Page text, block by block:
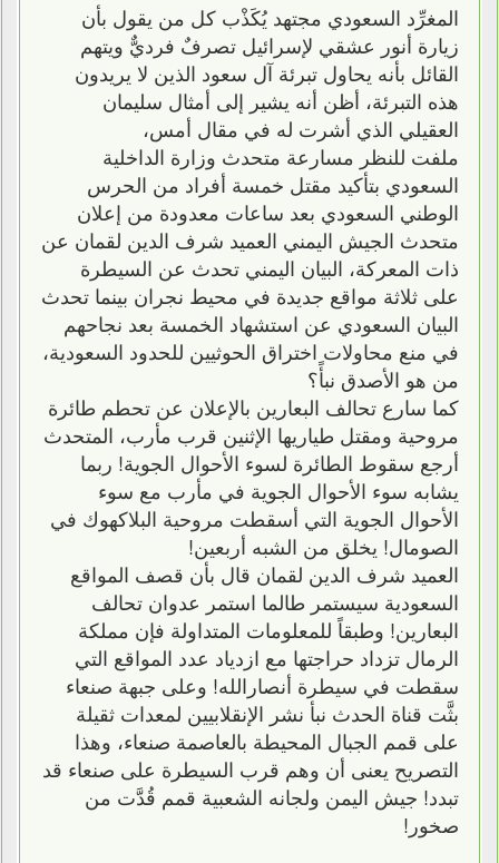
المغرِّد السعودي مجتهد يُكَذْب كل من يقول بأن
زيارة أنور عشقي لإسرائيل تصرفٌ فرديٌّ ويتهم
القائل بأنه يحاول تبرئة آل سعود الذين لا يريدون
هذه التبرئة، أظن أنه يشير إلى أمثال سليمان
العقيلي الذي أشرت له في مقال أمس،
ملفت للنظر مسارعة متحدث وزارة الداخلية
السعودي بتأكيد مقتل خمسة أفراد من الحرس
الوطني السعودي بعد ساعات معدودة من إعلان
متحدث الجيش اليمني العميد شرف الدين لقمان عن
ذات المعركة، البيان اليمني تحدث عن السيطرة
على ثلاثة مواقع جديدة في محيط نجران بينما تحدث
البيان السعودي عن استشهاد الخمسة بعد نجاحهم
في منع محاولات اختراق الحوثيين للحدود السعودية،
من هو الأصدق نبأً؟
كما سارع تحالف البعارين بالإعلان عن تحطم طائرة
مروحية ومقتل طياريها الإثنين قرب مأرب، المتحدث
أرجع سقوط الطائرة لسوء الأحوال الجوية! ربما
يشابه سوء الأحوال الجوية في مأرب مع سوء
الأحوال الجوية التي أسقطت مروحية البلاكهوك في
الصومال! يخلق من الشبه أربعين!
العميد شرف الدين لقمان قال بأن قصف المواقع
السعودية سيستمر طالما استمر عدوان تحالف
البعارين! وطبقاً للمعلومات المتداولة فإن مملكة
الرمال تزداد حراجتها مع ازدياد عدد المواقع التي
سقطت في سيطرة أنصارالله! وعلى جبهة صنعاء
بثَّت قناة الحدث نبأ نشر الإنقلابيين لمعدات ثقيلة
على قمم الجبال المحيطة بالعاصمة صنعاء، وهذا
التصريح يعنى أن وهم قرب السيطرة على صنعاء قد
تبدد! جيش اليمن ولجانه الشعبية قمم قُدَّت من
صخور!